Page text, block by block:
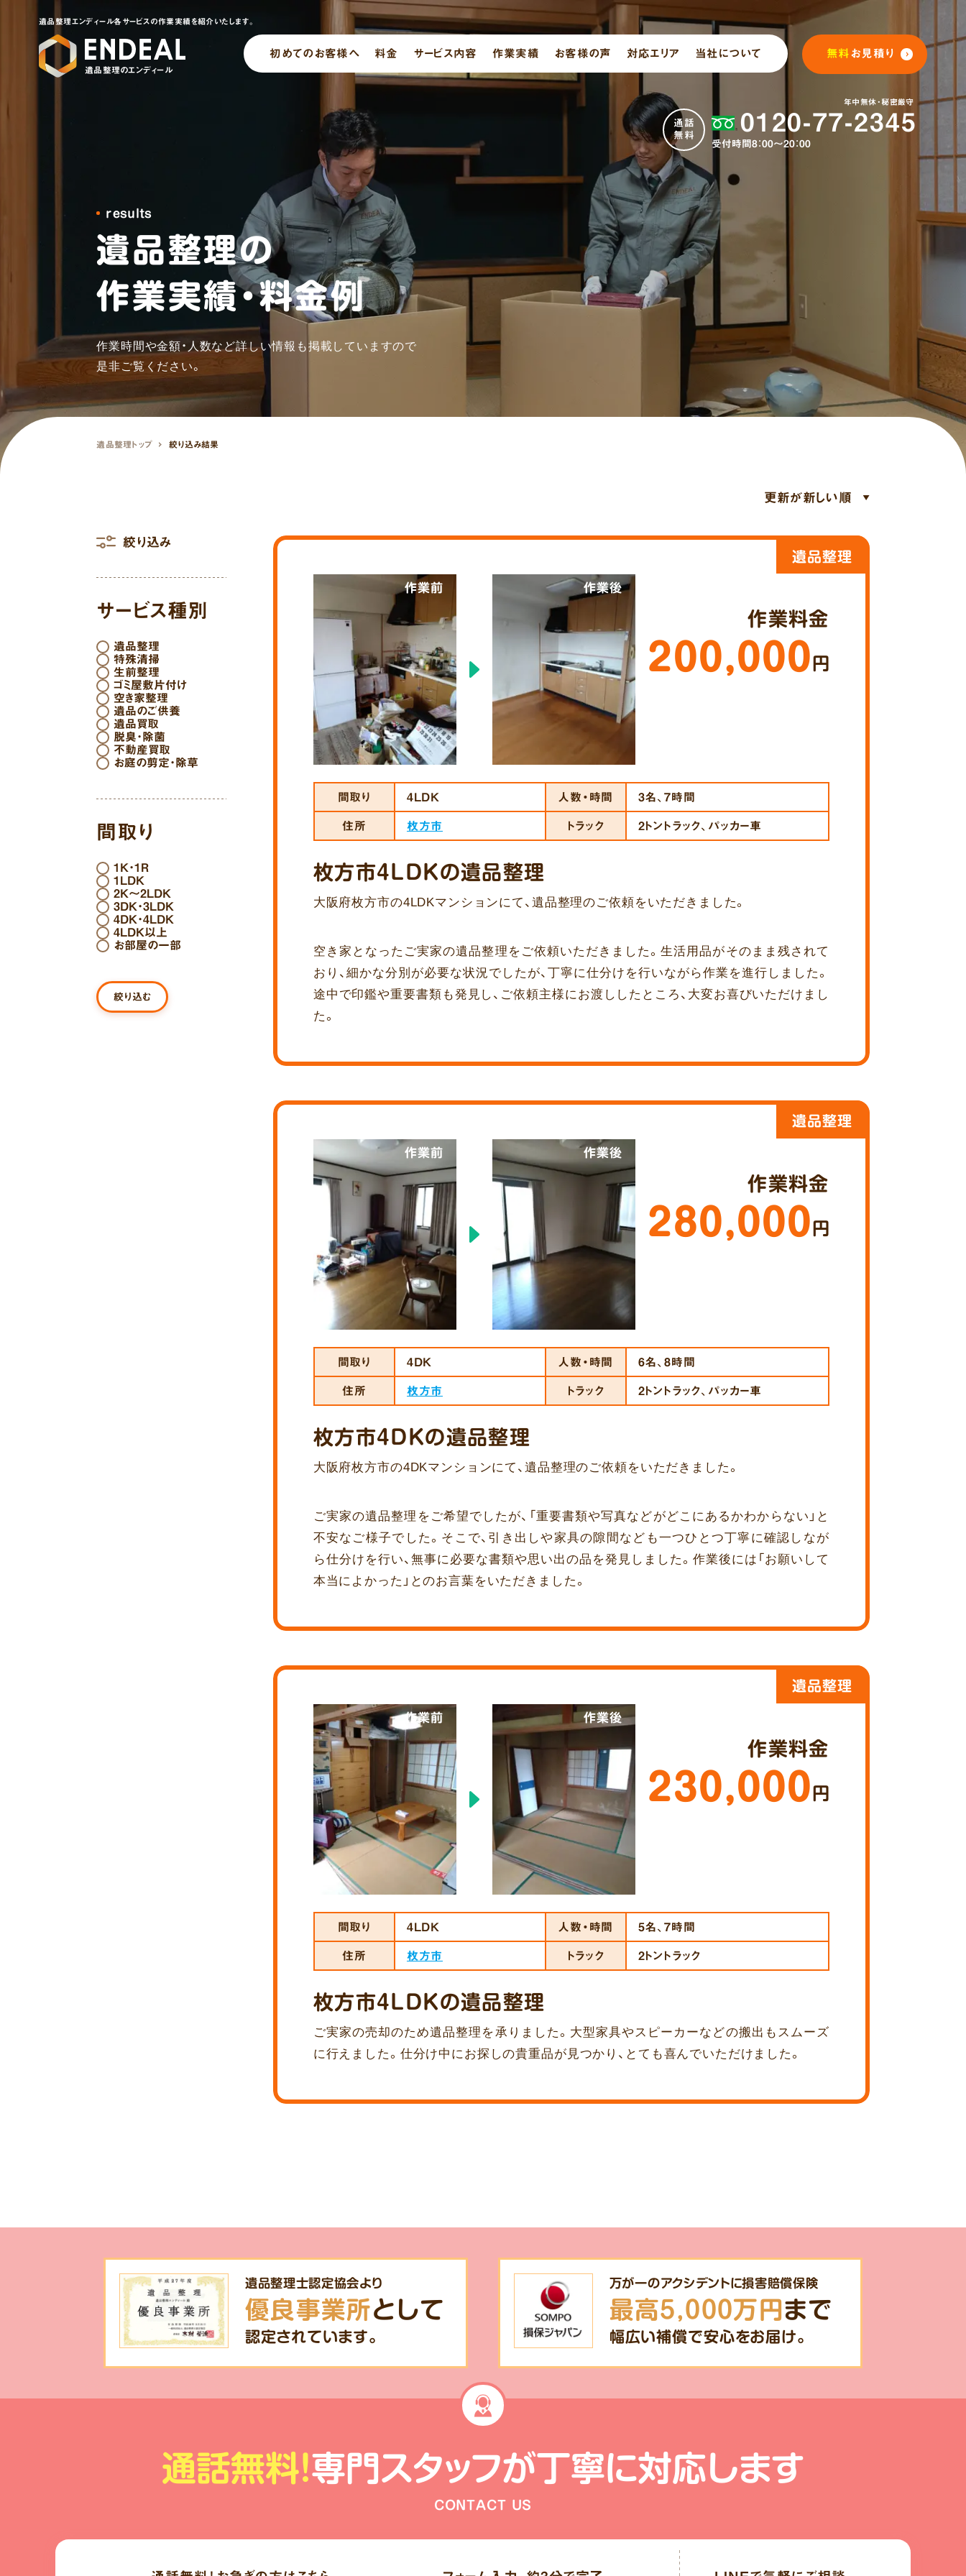
遺品整理エンディール各サービスの作業実績を紹介いたします。
遺品整理のエンディール
初めてのお客様へ 料金 サービス内容 作業実績 お客様の声 対応エリア 当社について 無料お見積り
0120-77-2345
受付時間8：00～20：00
通話
無料
年中無休・秘密厳守
遺品整理の
作業実績・料金例
results
作業時間や金額・人数など詳しい情報も掲載して いますので
是非ご覧ください。
遺品整理トップ 絞り込み結果
枚方市4LDKの遺品整理
大阪府枚方市の4LDKマンションにて、遺品整理のご依頼をいただきました。
空き家となったご実家の遺品整理をご依頼いただきました。生活用品がそのまま残されて
おり、細かな分別が必要な状況でしたが、丁寧に仕分けを行いながら作業を進行しました。
途中で印鑑や重要書類も発見し、ご依頼主様にお渡ししたところ、大変お喜びいただけまし
た。
作業料金
200,000円
作業前 作業後
間取り 4LDK 人数・時間 3名、7時間
住所 枚方市 トラック 2トントラック、パッカー車
遺品整理
枚方市4DKの遺品整理
大阪府枚方市の4DKマンションにて、遺品整理のご依頼をいただきました。
ご実家の遺品整理をご希望でしたが、「重要書類や写真などがどこにあるかわからない」と
不安なご様子でした。そこで、引き出しや家具の隙間なども一つひとつ丁寧に確認しなが
ら仕分けを行い、無事に必要な書類や思い出の品を発見しました。作業後には「お願いして
本当によかった」とのお言葉をいただきました。
作業料金
280,000円
作業前 作業後
間取り 4DK 人数・時間 6名、8時間
住所 枚方市 トラック 2トントラック、パッカー車
遺品整理
枚方市4LDKの遺品整理
ご実家の売却のため遺品整理を承りました。大型家具やスピーカーなどの搬出もスムーズ
に行えました。仕分け中にお探しの貴重品が見つかり、とても喜んでいただけました。
作業料金
230,000円
作業前 作業後
間取り 4LDK 人数・時間 5名、7時間
住所 枚方市 トラック 2トントラック
遺品整理
絞り込み
サービス種別
遺品整理
特殊清掃
生前整理
ゴミ屋敷片付け
空き家整理
遺品のご供養
遺品買取
脱臭・除菌
不動産買取
お庭の剪定・除草
間取り
1K・1R
1LDK
2K～2LDK
3DK・3LDK
4DK・4LDK
4LDK以上
お部屋の一部
遺品整理士認定協会より
優良事業所として
認定されています。
万が一のアクシデントに損害賠償保険
最高5,000万円まで
幅広い補償で安心をお届け。
通話無料!専門スタッフが丁寧に対応します
CONTACT US